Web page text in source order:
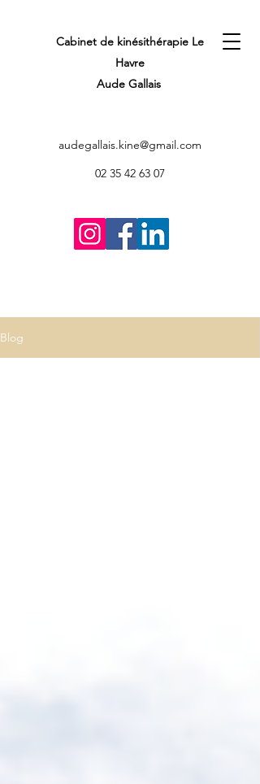
Cabinet de kinésithérapie Le
Havre
Aude Gallais
audegallais.kine@gmail.com
02 35 42 63 07
Blog